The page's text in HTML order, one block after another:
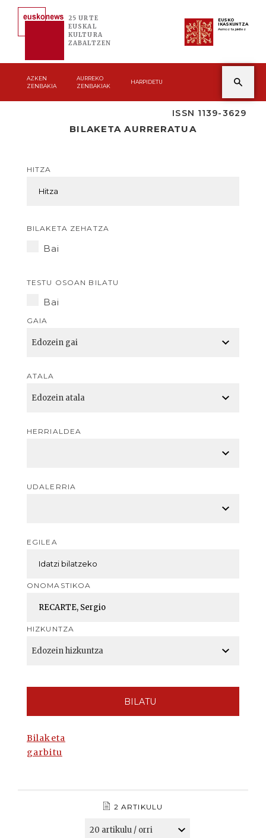
25 URTE
EUSKAL
KULTURA
ZABALTZEN
EUSKO
IKASKUNTZA
Asmoz ta jakitez
AZKEN
ZENBAKIA
AURREKO
ZENBAKIAK
HARPIDETU
ISSN 1139-3629
BILAKETA AURRERATUA
HITZA
BILAKETA ZEHATZA
Bai
TESTU OSOAN BILATU
Bai
GAIA
ATALA
HERRIALDEA
UDALERRIA
EGILEA
ONOMASTIKOA
HIZKUNTZA
BILATU
Bilaketa
garbitu
2 ARTIKULU